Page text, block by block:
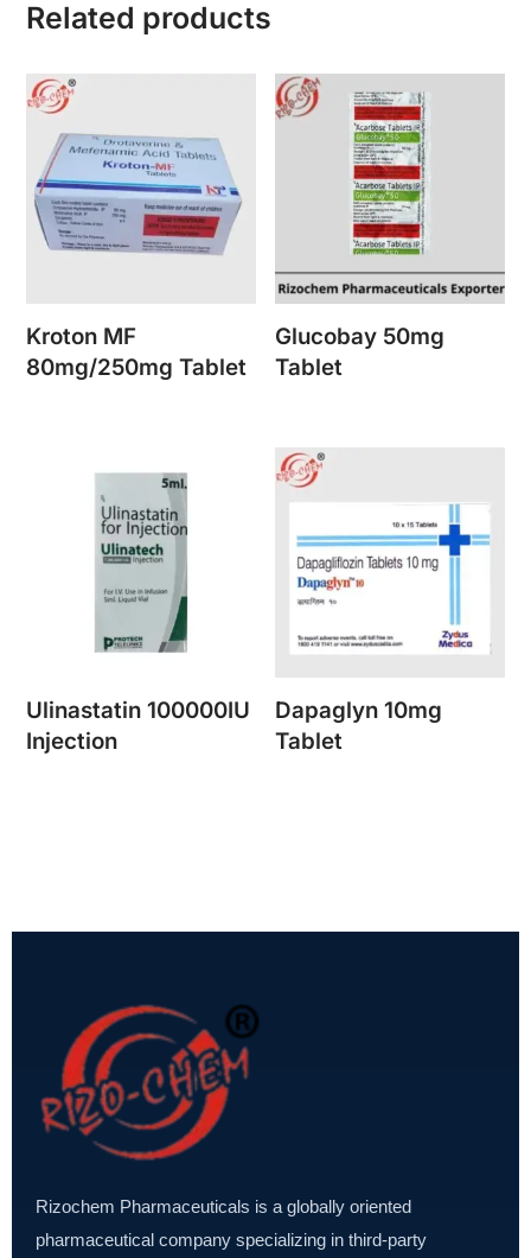
Related products
Kroton MF
80mg/250mg Tablet
Glucobay 50mg
Tablet
Ulinastatin 100000IU
Injection
Dapaglyn 10mg
Tablet
Rizochem Pharmaceuticals is a globally oriented
pharmaceutical company specializing in third-party